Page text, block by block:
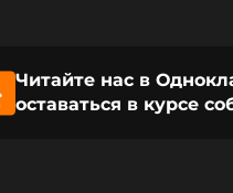
Читайте нас в
оставаться в курсе